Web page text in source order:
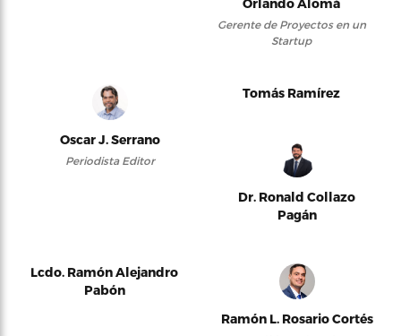
Orlando Alomá
Gerente de Proyectos en un
Startup
Oscar J. Serrano
Periodista Editor
Tomás Ramírez
Dr. Ronald Collazo
Pagán
Lcdo. Ramón Alejandro
Pabón
Ramón L. Rosario Cortés